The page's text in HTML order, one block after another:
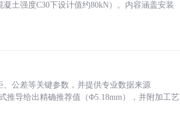
土强度C30下设计值约80kN）。内容涵盖安装
公差等关键参数，并提供专业数据来源
推导给出精确推荐值（Φ5.18mm），并附加工艺